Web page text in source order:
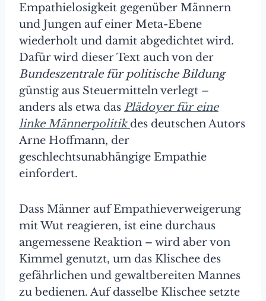
Empathielosigkeit gegenüber Männern
und Jungen auf einer Meta-Ebene
wiederholt und damit abgedichtet wird.
Dafür wird dieser Text auch von der
Bundeszentrale für politische Bildung
günstig aus Steuermitteln verlegt –
anders als etwa das Plädoyer für eine
linke Männerpolitikdes deutschen Autors
Arne Hoffmann, der
geschlechtsunabhängige Empathie
einfordert.
Dass Männer auf Empathieverweigerung
mit Wut reagieren, ist eine durchaus
angemessene Reaktion – wird aber von
Kimmel genutzt, um das Klischee des
gefährlichen und gewaltbereiten Mannes
zu bedienen. Auf dasselbe Klischee setzte